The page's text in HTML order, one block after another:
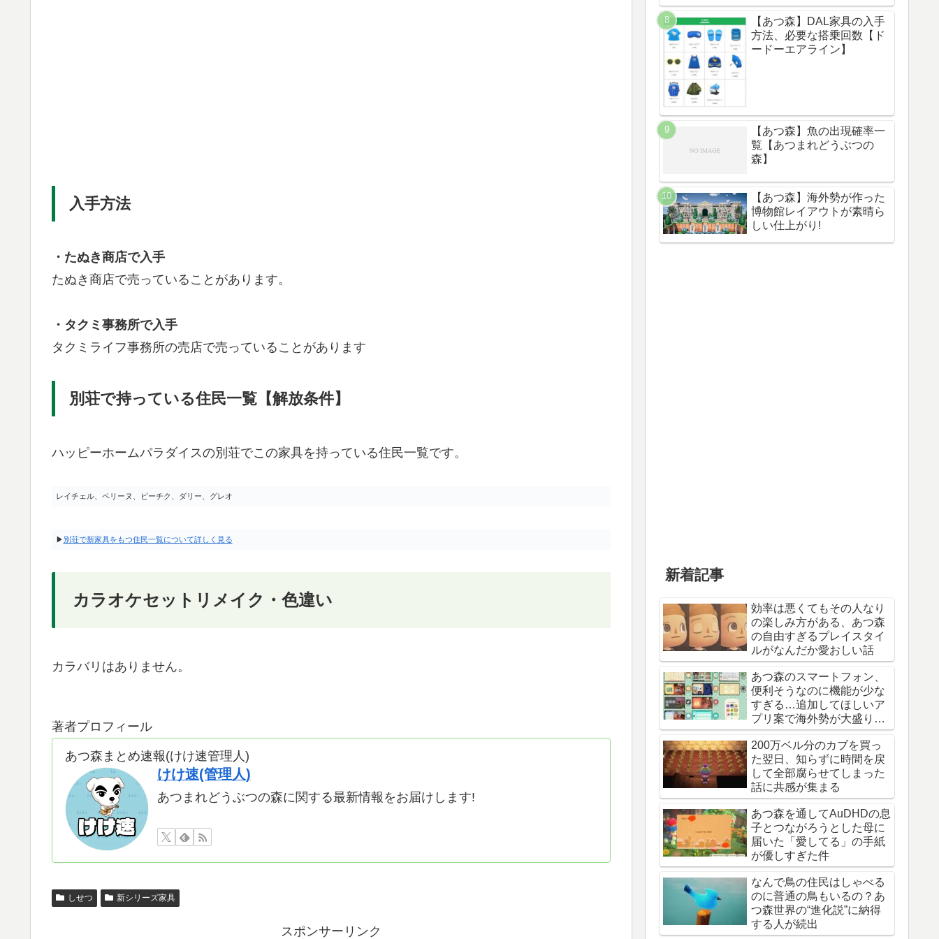
入手方法
・たぬき商店で入手
たぬき商店で売っていることがあります。
・タクミ事務所で入手
タクミライフ事務所の売店で売っていることがあります
別荘で持っている住民一覧【解放条件】
ハッピーホームパラダイスの別荘でこの家具を持っている住民一覧です。
レイチェル、ペリーヌ、ピーチク、ダリー、グレオ
▶ 別荘で新家具をもつ住民一覧について詳しく見る
カラオケセットリメイク・色違い
カラバリはありません。
著者プロフィール
あつ森まとめ速報(けけ速管理人)
けけ速(管理人)
あつまれどうぶつの森に関する最新情報をお届けします!
しせつ 新シリーズ家具
スポンサーリンク
【あつ森】DAL家具の入手
方法、必要な搭乗回数【ド
ードーエアライン】
【あつ森】魚の出現確率一
覧【あつまれどうぶつの
森】
【あつ森】海外勢が作った
博物館レイアウトが素晴ら
しい仕上がり!
新着記事
効率は悪くてもその人なり
の楽しみ方がある、あつ森
の自由すぎるプレイスタイ
ルがなんだか愛おしい話
あつ森のスマートフォン、
便利そうなのに機能が少な
すぎる…追加してほしいア
プリ案で海外勢が大盛り上
がり
200万ベル分のカブを買っ
た翌日、知らずに時間を戻
して全部腐らせてしまった
話に共感が集まる
あつ森を通してAuDHDの息
子とつながろうとした母に
届いた「愛してる」の手紙
が優しすぎた件
なんで鳥の住民はしゃべる
のに普通の鳥もいるの？あ
つ森世界の“進化説”に納得
する人が続出